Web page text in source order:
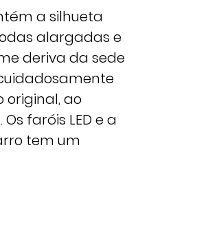
a silhueta
alargadas e
deriva da sede
original, ao
faróis LED e a
tem um